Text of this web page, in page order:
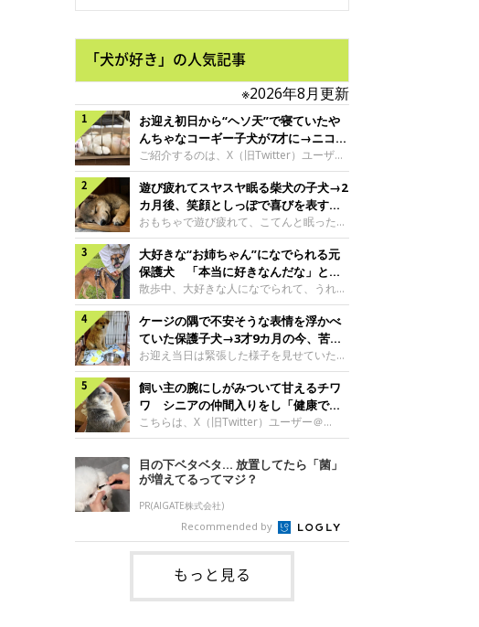
「犬が好き」の人気記事
※2026年8月更新
お迎え初日から“ヘソ天”で寝ていたや
んちゃなコーギー子犬が7才に→ニコニ
コ“コーギースマイル”が魅力のコに成
長！
ご紹介するのは、X（旧Twitter）ユーザー
＠Kus1oKg2vsgdWS2さんの愛犬でウェル
シュ・コーギー・ペンブロークの神楽ちゃ
ん。今年の8月で7才になるという神楽ちゃ
んですが、いったいどんな子犬時代を過ご
したのでしょうか。今回は、神楽ちゃんの
成長を飼い主さんと振り返ります！神楽ち
ゃんの成長について聞いた！お迎えから数
日後の神楽ちゃん（撮影時生後2カ月）＠
Kus1oKg2vsgdWS2――お迎え当初の神楽
ちゃんの様子について教えてください。飼
い主さん： 「お迎え当日から“ヘソ天”で寝
るようなコでし
遊び疲れてスヤスヤ眠る柴犬の子犬→2
カ月後、笑顔としっぽで喜びを表すコ
に成長！
おもちゃで遊び疲れて、こてんと眠った子
犬。あれから2カ月、表情や行動にさまざ
まな変化が見られるようになりました。遊
び疲れて眠る生後2カ月のなっちゃん遊び
疲れた様子のなっちゃん。@Pkndg_紹介
するのは、X（旧Twitter）ユーザー
@Pkndg_さんの愛犬・なっちゃん（取材
時、生後4カ月／柴犬）。こちらの写真
は、なっちゃんが生後2カ月のころに撮影
された一枚です。この日、なっちゃんは家
族と一緒におもちゃで遊んでいました。た
くさん遊んで疲れたのか、その後は眠り始
めたそうです。眠るなっちゃん。
@Pkndg_
大好きな“お姉ちゃん”になでられる元
保護犬 「本当に好きなんだな」と感
じる表情にほっこり
散歩中、大好きな人になでられて、うれし
そうな表情を見せる元保護犬。甘えるよう
な姿に、見ているこちらまでほっこりしま
す。大好きな“お姉ちゃん”に甘える小次郎
くん妹さんになでてもらい、うれしそうな
表情を見せる小次郎くん（2026年6月撮
影）。@mika_Jimmy紹介するのは、X（旧
Twitter）ユーザー@mika_Jimmyさんの愛
犬・小次郎くん（撮影時5才）。こちら
は、飼い主さんの妹さんと一緒に散歩をし
日、飼い主さんは実家から自宅へ帰る途
中、妹さんと公園で待ち合わせ
ケージの隅で不安そうな表情を浮かべ
ていた保護子犬→3才9カ月の今、苦手
を克服し頼もしいコに成長！
お迎え当日は緊張した様子を見せていた元
野犬の保護子犬。あれから約3年半、苦手
だったことを一つひとつ克服し、家族に寄
り添う姿を見せています。お迎え当日、ケ
ージの隅で不安そうにお迎え当日のシルビ
アちゃん。@nemonemotos今回紹介する
@nemonemotosさんの愛犬・シルビアち
ゃん（撮影当時、生後推定2カ月）。飼い
主さんが「#最初に撮った一枚」として投
稿した写真には、ケージの隅で不安そうな
表情を浮かべるシルビアちゃんの姿が写っ
ていました。こちらは、保護犬だったシル
飼い主の腕にしがみついて甘えるチワ
ワ シニアの仲間入りをし「健康で穏
やかな暮らしが続いてほしい」と願う
こちらは、X（旧Twitter）ユーザー＠
kotubusuke617さんが投稿した写真。写
っているのは、愛犬でチワワのつぶしゃん
（本名：こつぶちゃん）です。飼い主さん
の腕にしがみつくつぶしゃん（撮影時6
才）＠kotubusuke617撮影当時の状況に
ついて伺うと、飼い主さんはこう教えてく
れました。飼い主さん： 「ある休日のこ
とです。私がソファに座った途端にひざの
上にのってきたので、そのままなでながら
テレビを見ていたのですが、微動だにしな
いので気になって見てみると、腕にしがみ
目の下ベタベタ… 放置してたら「菌」
が増えてるってマジ？
PR(AIGATE株式会社)
Recommended by
もっと見る